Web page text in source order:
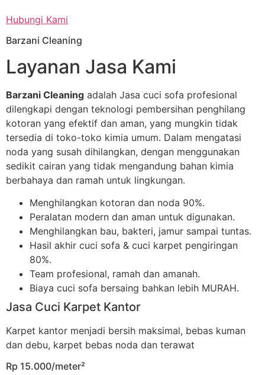
Hubungi Kami
Barzani Cleaning
Layanan Jasa Kami
Barzani Cleaning adalah Jasa cuci sofa profesional
dilengkapi dengan teknologi pembersihan penghilang
kotoran yang efektif dan aman, yang mungkin tidak
tersedia di toko-toko kimia umum. Dalam mengatasi
noda yang susah dihilangkan, dengan menggunakan
sedikit cairan yang tidak mengandung bahan kimia
berbahaya dan ramah untuk lingkungan.
Menghilangkan kotoran dan noda 90%.
Peralatan modern dan aman untuk digunakan.
Menghilangkan bau, bakteri, jamur sampai tuntas.
Hasil akhir cuci sofa & cuci karpet pengiringan
80%.
Team profesional, ramah dan amanah.
Biaya cuci sofa bersaing bahkan lebih MURAH.
Jasa Cuci Karpet Kantor
Karpet kantor menjadi bersih maksimal, bebas kuman
dan debu, karpet bebas noda dan terawat
Rp 15.000/meter²